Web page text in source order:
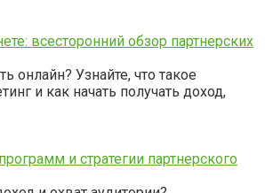
всесторонний обзор партнерских
онлайн? Узнайте, что такое
и как начать получать доход,
и стратегии партнерского